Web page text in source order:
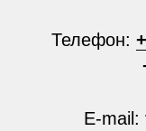
Телефон:
E-mail: